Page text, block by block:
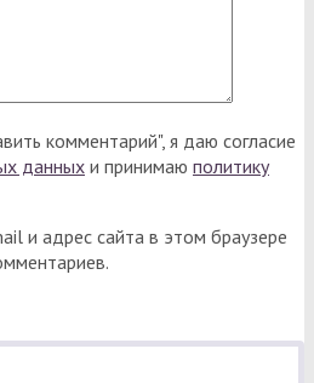
комментарий", я даю согласие
данных и принимаю политику
и адрес сайта в этом браузере